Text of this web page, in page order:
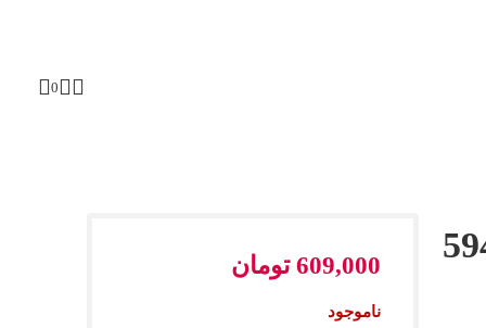
0
مدل 59469
609,000 تومان
ناموجود